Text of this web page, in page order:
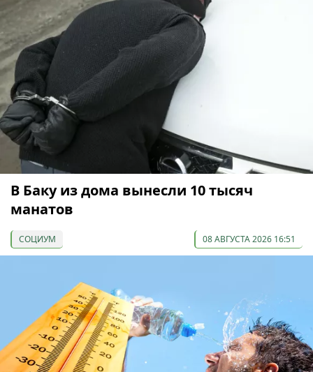
В Баку из дома вынесли 10 тысяч
манатов
СОЦИУМ 08 АВГУСТА 2026 16:51